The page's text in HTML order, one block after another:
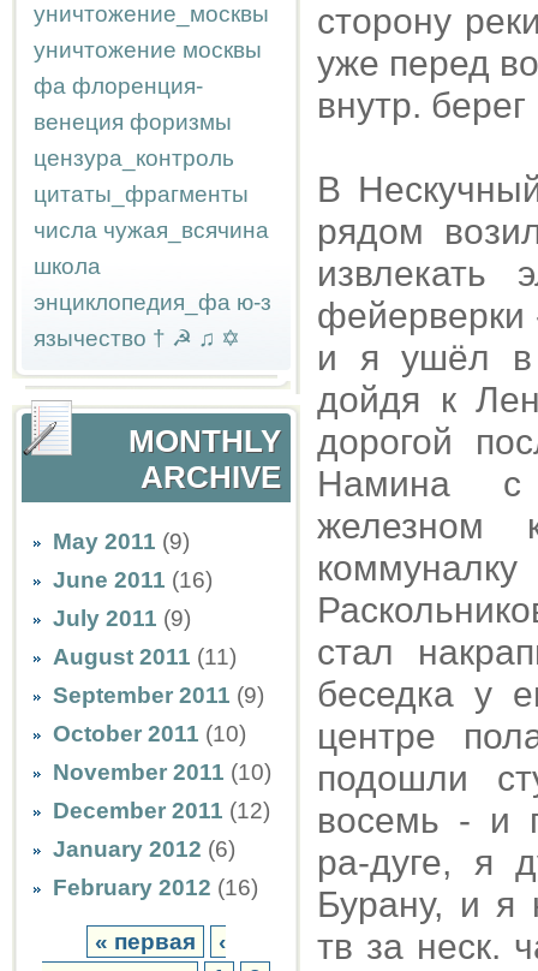
уничтожение_москвы
уничтожение москвы
фа флоренция-
венеция форизмы
цензура_контроль
цитаты_фрагменты
числа чужая_всячина
школа
энциклопедия_фа ю-з
язычество † ☭ ♫ ✡
MONTHLY
ARCHIVE
May 2011 (9)
June 2011 (16)
July 2011 (9)
August 2011 (11)
September 2011 (9)
October 2011 (10)
November 2011 (10)
December 2011 (12)
January 2012 (6)
February 2012 (16)
« первая
‹
сторону
уже перед
внутр.
В
рядом
извлекать
фейерверки
и я ушёл в
дойдя к
дорогой
Намина с
железном
стал
беседка у
центре
подошли
восемь - и
ра-дуге, я
Бурану, и я
тв за неск.